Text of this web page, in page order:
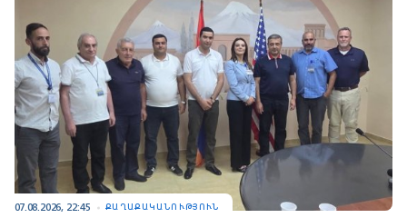
07.08.2026, 22:45 ՔԱՂԱՔԱԿԱՆՈՒԹՅՈՒՆ